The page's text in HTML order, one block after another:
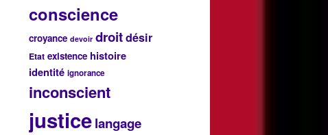
conscience
croyance devoir droitdésir
Etat existence histoire
identité ignorance
inconscient
justicelangage